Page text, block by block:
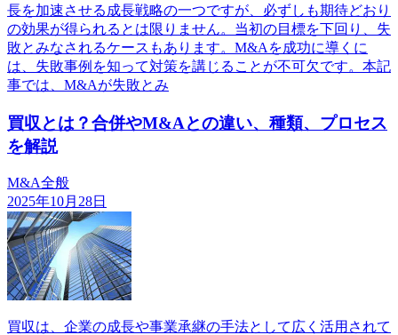
長を加速させる成長戦略の一つですが、必ずしも期待どおり
の効果が得られるとは限りません。当初の目標を下回り、失
敗とみなされるケースもあります。M&Aを成功に導くに
は、失敗事例を知って対策を講じることが不可欠です。本記
事では、M&Aが失敗とみ
買収とは？合併やM&Aとの違い、種類、プロセス
を解説
M&A全般
2025年10月28日
買収は、企業の成長や事業承継の手法として広く活用されて